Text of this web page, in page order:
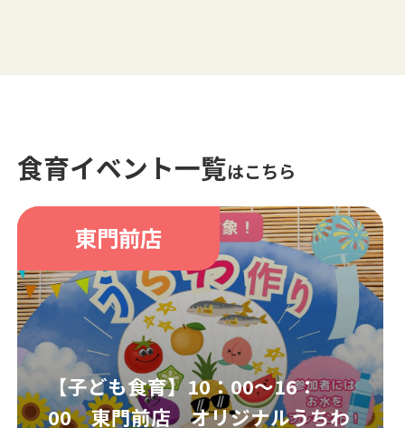
食育イベント一覧はこちら
【子ども食育】10：00～16：
00 東門前店 オリジナルうちわ
東門前店